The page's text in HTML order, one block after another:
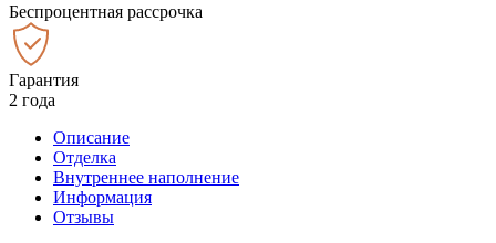
Беспроцентная рассрочка
Гарантия
2 года
Описание
Отделка
Внутреннее наполнение
Информация
Отзывы